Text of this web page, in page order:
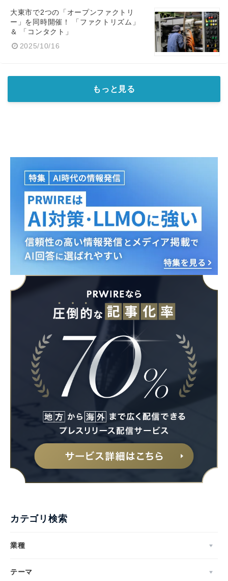
大東市で2つの「オープンファクトリ
ー」を同時開催！ 「ファクトリズム」
＆ 「コンタクト」
2025/10/16
もっと見る
カテゴリ検索
業種
テーマ